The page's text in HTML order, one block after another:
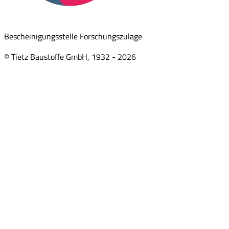
Bescheinigungsstelle Forschungszulage
© Tietz Baustoffe GmbH, 1932 - 2026